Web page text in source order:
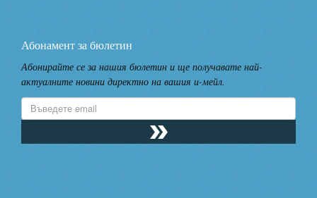
Абонамент за бюлетин
Абонирайте се за нашия бюлетин и ще получавате най-
актуалните новини директно на вашия и-мейл.